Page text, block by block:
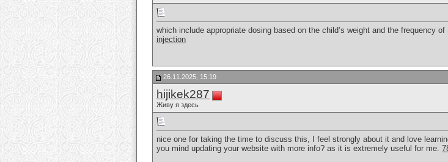
which include appropriate dosing based on the child’s weight and the frequency
injection
26.11.2025, 15:19
hijikek287
Живу я здесь
nice one for taking the time to discuss this, I feel strongly about it and love
you mind updating your website with more info? as it is extremely useful for me.